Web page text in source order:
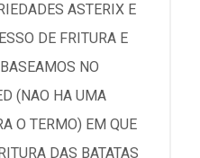
ASTERIX E
DE FRITURA E
NO
(NAO HA UMA
O TERMO) EM QUE
DAS BATATAS